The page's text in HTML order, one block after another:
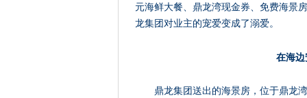
元海鲜大餐、鼎龙湾现金券、免费海景
龙集团对业主的宠爱变成了溺爱。
在海
鼎龙集团送出的海景房，位于鼎龙